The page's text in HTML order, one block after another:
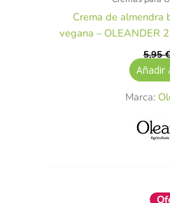
Crema de almendra
vegana – OLEANDER
5,95€
Añadir
Marca: